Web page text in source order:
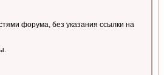
форума, без указания ссылки на